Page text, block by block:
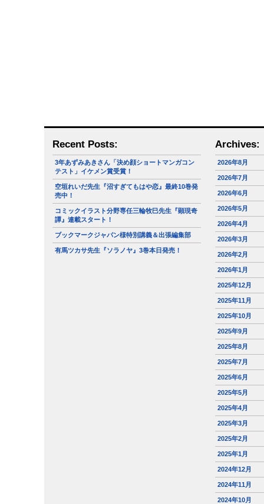
Recent Posts:
3年あずみあきさん「決め顔ショートマンガコン
テスト」イケメン賞受賞！
空垣れいだ先生『沼すぎてもはや恋』最終10巻発
売中！
コミックイラスト分野専任三輪牧巳先生『顕現奇
譚』連載スタート！
ブックマークジャパン様特別講義＆出張編集部
有馬ツカサ先生『ソラノヤ』3巻本日発売！
Archives:
2026年8月
2026年7月
2026年6月
2026年5月
2026年4月
2026年3月
2026年2月
2026年1月
2025年12月
2025年11月
2025年10月
2025年9月
2025年8月
2025年7月
2025年6月
2025年5月
2025年4月
2025年3月
2025年2月
2025年1月
2024年12月
2024年11月
2024年10月